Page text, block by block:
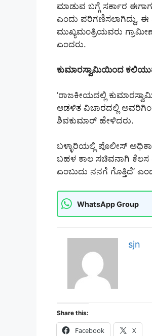
ಮಾಡುವ ಬಗ್ಗೆ ಸರ್ಕಾರ
ಎಂದು ಪರಿಗಣಿಸಲಾಗಿದ್ದು, ಈ
ಮುಖ್ಯಮಂತ್ರಿಯವರು
ಎಂದರು.
ಕುಮಾರಸ್ವಾಮಿಯಿಂದ
‘ರಾಜಕೀಯದಲ್ಲಿ
ಆಡಳಿತ ವಿಚಾರದಲ್ಲಿ
ಶಿವಕುಮಾರ್ ಹೇಳಿದರು.
ಬಳ್ಳಾರಿಯಲ್ಲಿ ಪೊಲೀಸ್
ಬಹಳ ಕಾಲ ಸಚಿವನಾಗಿ ಕೆಲಸ
ಎಂಬುದು ನನಗೆ ಗೊತ್ತಿದೆ’
WhatsApp Group
sjn
Share this:
Facebook X